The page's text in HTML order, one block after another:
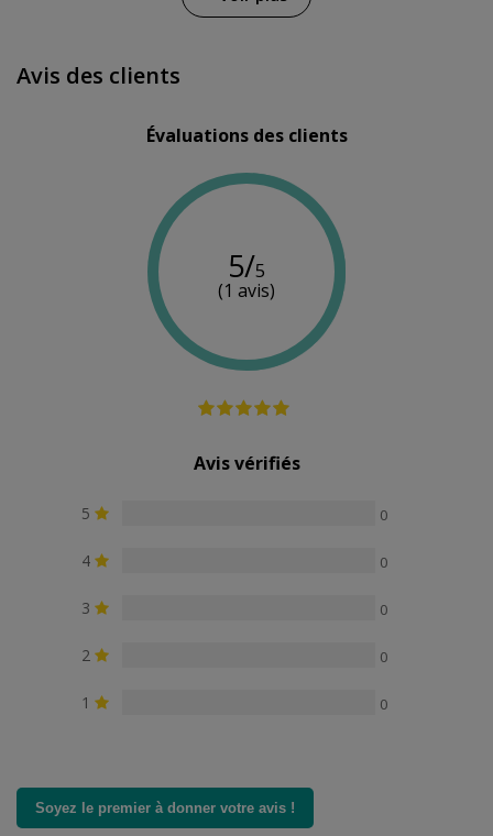
Noir Noir
Avis des clients
Évaluations des clients
5/5
(1 avis)
Avis vérifiés
5 0
4 0
3 0
2 0
1 0
Soyez le premier à donner votre avis !